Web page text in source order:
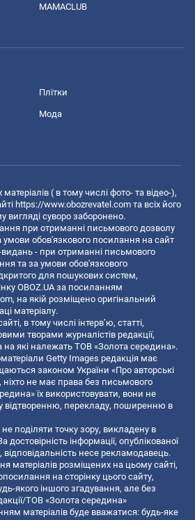
MAMACLUB
Плітки
Мода
( в тому числі фото- та відео-),
https://www.obozrevatel.com та всіх його
вигляді суворо заборонено.
при отриманні письмового дозволу
умови обов'язкового посилання на сайт
видань - при отриманні письмового
та за умови обов'язкового
для пошукових систем,
OBOZ.UA за посиланням
, на якій розміщено оригінальний
матеріалу.
в тому числі інтерв’ю, статті,
творами журналістів редакції,
які належать ТОВ «Золота середина».
Getty Images редакція має
законом України «Про авторські
ніхто не має права без письмового
їх використовувати, вони не
відтворенню, перекладу, поширенню в
поділяти точку зору, викладену в
достовірність інформації, опублікованої
несе рекламодавець.
матеріалів розміщених на цьому сайті,
на сторінку цього сайту,
якого іншого згадування, але без
ТОВ «Золота середина»
матеріалів буде вважатися: будь-яке